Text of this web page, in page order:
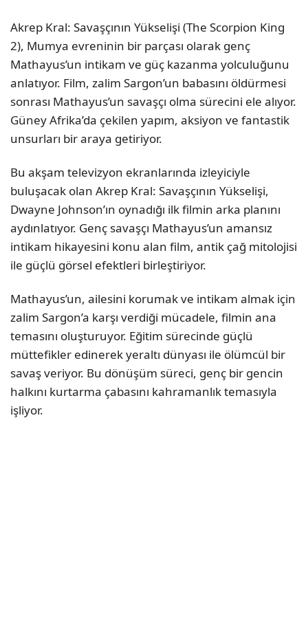
Akrep Kral: Savaşçının Yükselişi (The Scorpion King
2), Mumya evreninin bir parçası olarak genç
Mathayus’un intikam ve güç kazanma yolculuğunu
anlatıyor. Film, zalim Sargon’un babasını öldürmesi
sonrası Mathayus’un savaşçı olma sürecini ele alıyor.
Güney Afrika’da çekilen yapım, aksiyon ve fantastik
unsurları bir araya getiriyor.
Bu akşam televizyon ekranlarında izleyiciyle
buluşacak olan Akrep Kral: Savaşçının Yükselişi,
Dwayne Johnson’ın oynadığı ilk filmin arka planını
aydınlatıyor. Genç savaşçı Mathayus’un amansız
intikam hikayesini konu alan film, antik çağ mitolojisi
ile güçlü görsel efektleri birleştiriyor.
Mathayus’un, ailesini korumak ve intikam almak için
zalim Sargon’a karşı verdiği mücadele, filmin ana
temasını oluşturuyor. Eğitim sürecinde güçlü
müttefikler edinerek yeraltı dünyası ile ölümcül bir
savaş veriyor. Bu dönüşüm süreci, genç bir gencin
halkını kurtarma çabasını kahramanlık temasıyla
işliyor.